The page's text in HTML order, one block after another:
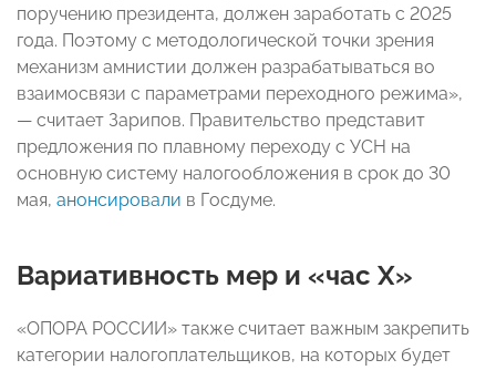
поручению президента, должен заработать с 2025
года. Поэтому с методологической точки зрения
механизм амнистии должен разрабатываться во
взаимосвязи с параметрами переходного режима»,
— считает Зарипов. Правительство представит
предложения по плавному переходу с УСН на
основную систему налогообложения в срок до 30
мая, анонсировали в Госдуме.
Вариативность мер и «час Х»
«ОПОРА РОССИИ» также считает важным закрепить
категории налогоплательщиков, на которых будет